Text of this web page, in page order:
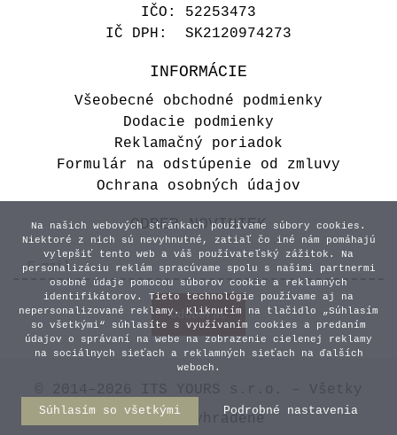
IČO: 52253473
IČ DPH: SK2120974273
INFORMÁCIE
Všeobecné obchodné podmienky
Dodacie podmienky
Reklamačný poriadok
Formulár na odstúpenie od zmluvy
Ochrana osobných údajov
ODBER NOVINIEK
práva vyhradené
Na našich webových stránkach používame súbory cookies.
Niektoré z nich sú nevyhnutné, zatiaľ čo iné nám pomáhajú
vylepšiť tento web a váš používateľský zážitok. Na
personalizáciu reklám spracúvame spolu s našimi partnermi
osobné údaje pomocou súborov cookie a reklamných
identifikátorov. Tieto technológie používame aj na
nepersonalizované reklamy. Kliknutím na tlačidlo „Súhlasím
so všetkými“ súhlasíte s využívaním cookies a predaním
údajov o správaní na webe na zobrazenie cielenej reklamy
na sociálnych sieťach a reklamných sieťach na ďalších
weboch.
Súhlasím so všetkými Podrobné nastavenia